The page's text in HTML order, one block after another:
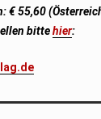
€ 55,60
bittehier: